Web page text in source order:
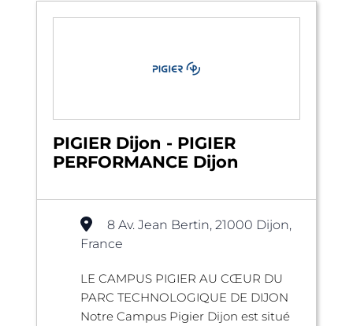
PIGIER Dijon - PIGIER
PERFORMANCE Dijon
8 Av. Jean Bertin, 21000 Dijon,
France
LE CAMPUS PIGIER AU CŒUR DU
PARC TECHNOLOGIQUE DE DIJON
Notre Campus Pigier Dijon est situé